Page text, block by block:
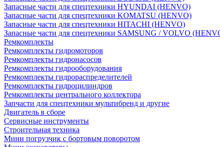
Запасные части для спецтехники HYUNDAI (HENVO)
Запасные части для спецтехники KOMATSU (HENVO)
Запасные части для спецтехники HITACHI (HENVO)
Запасные части для спецтехники SAMSUNG / VOLVO
Ремкомплекты
Ремкомплекты гидромоторов
Ремкомплекты гидронасосов
Ремкомплекты гидрооборудования
Ремкомплекты гидрораспределителей
Ремкомплекты гидроцилиндров
Ремкомплекты центрального коллектора
Запчасти для спецтехники мультибренд и другие
Двигатель в сборе
Сервисные инструменты
Строительная техника
Мини погрузчик с бортовым поворотом